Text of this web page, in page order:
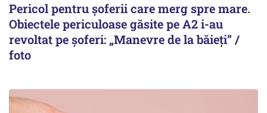
Pericol pentru șoferii care merg spre mare.
Obiectele periculoase găsite pe A2 i-au
revoltat pe șoferi: „Manevre de la băieți” /
foto